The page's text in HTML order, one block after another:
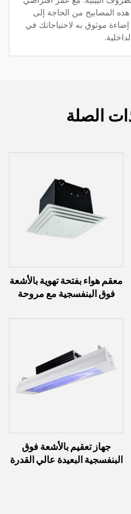
تقلل هذه المصابيح من الحاجة إلى
موثوق به لاحتياجاتك في
الصلة
معقم هواء بفتحة تهوية بالأشعة
فوق البنفسجية مع مروحة
جهاز تعقيم بالأشعة فوق
البنفسجية البعيدة عالي القدرة